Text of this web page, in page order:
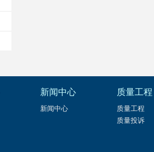
新闻中心
新闻中心
质量工程
质量工程
质量投诉